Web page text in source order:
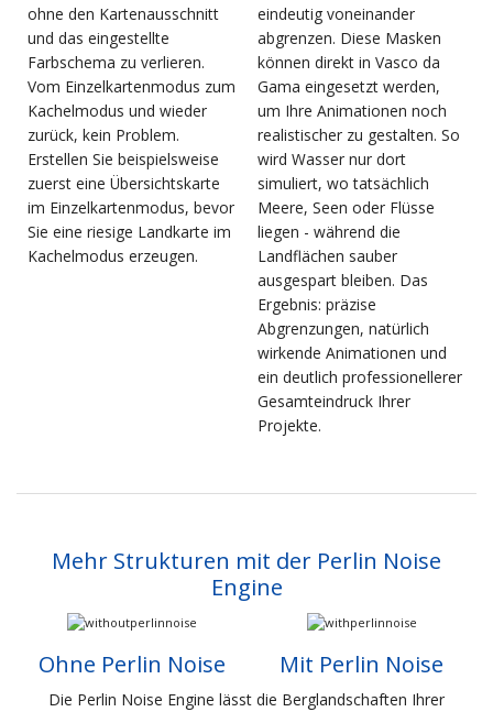
ohne den Kartenausschnitt
und das eingestellte
Farbschema zu verlieren.
Vom Einzelkartenmodus zum
Kachelmodus und wieder
zurück, kein Problem.
Erstellen Sie beispielsweise
zuerst eine Übersichtskarte
im Einzelkartenmodus, bevor
Sie eine riesige Landkarte im
Kachelmodus erzeugen.
eindeutig voneinander
abgrenzen. Diese Masken
können direkt in Vasco da
Gama eingesetzt werden,
um Ihre Animationen noch
realistischer zu gestalten. So
wird Wasser nur dort
simuliert, wo tatsächlich
Meere, Seen oder Flüsse
liegen - während die
Landflächen sauber
ausgespart bleiben. Das
Ergebnis: präzise
Abgrenzungen, natürlich
wirkende Animationen und
ein deutlich professionellerer
Gesamteindruck Ihrer
Projekte.
Mehr Strukturen mit der Perlin Noise
Engine
Ohne Perlin Noise Mit Perlin Noise
Die Perlin Noise Engine lässt die Berglandschaften Ihrer